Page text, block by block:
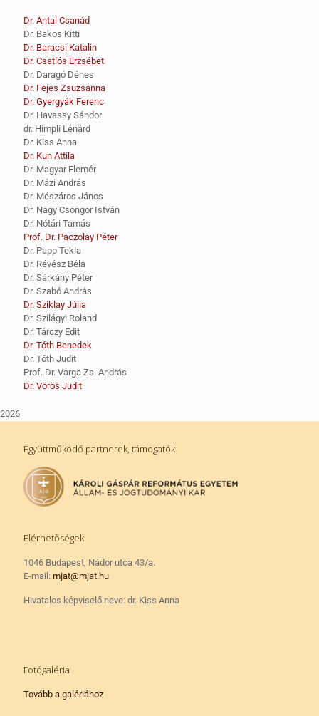
Dr. Antal Csanád
Dr. Bakos Kitti
Dr. Baracsi Katalin
Dr. Csatlós Erzsébet
Dr. Daragó Dénes
Dr. Fejes Zsuzsanna
Dr. Gyergyák Ferenc
Dr. Havassy Sándor
dr. Himpli Lénárd
Dr. Kiss Anna
Dr. Kun Attila
Dr. Magyar Elemér
Dr. Mázi András
Dr. Mészáros János
Dr. Nagy Csongor István
Dr. Nótári Tamás
Prof. Dr. Paczolay Péter
Dr. Papp Tekla
Dr. Révész Béla
Dr. Sárkány Péter
Dr. Szabó András
Dr. Sziklay Júlia
Dr. Szilágyi Roland
Dr. Tárczy Edit
Dr. Tóth Benedek
Dr. Tóth Judit
Prof. Dr. Varga Zs. András
Dr. Vörös Judit
Együttműködő partnerek, támogatók
Elérhetőségek
1046 Budapest, Nádor utca 43/a.
E-mail: mjat@mjat.hu
Hivatalos képviselő neve: dr. Kiss Anna
Fotógaléria
Tovább a galériához
2026